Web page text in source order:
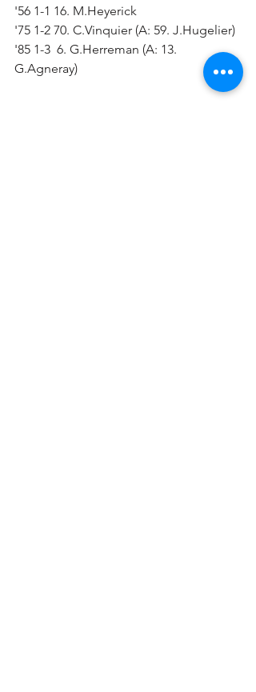
'56 1-1 16. M.Heyerick
'75 1-2 70. C.Vinquier (A: 59. J.Hugelier)
'85 1-3  6. G.Herreman (A: 13.
G.Agneray)